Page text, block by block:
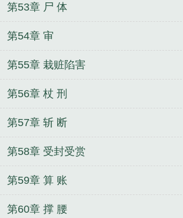
第53章 尸 体
第54章 审
第55章 栽赃陷害
第56章 杖 刑
第57章 斩 断
第58章 受封受赏
第59章 算 账
第60章 撑 腰